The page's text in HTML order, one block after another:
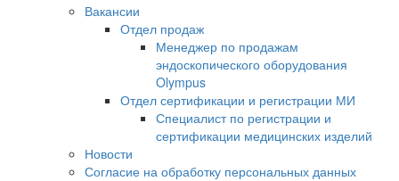
Вакансии
Отдел продаж
Менеджер по продажам
эндоскопического оборудования
Olympus
Отдел сертификации и регистрации МИ
Специалист по регистрации и
сертификации медицинских изделий
Новости
Согласие на обработку персональных данных